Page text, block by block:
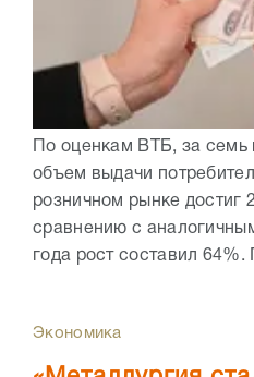
По оценкам ВТБ, за семь
объем выдачи
розничном рынке достиг
сравнению с
года рост составил 64%.
Экономика